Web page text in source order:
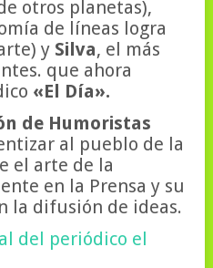
otros planetas),
de líneas logra
y Silva, el más
que ahora
«El Día».
de Humoristas
al pueblo de la
el arte de la
en la Prensa y su
la difusión de ideas.
del periódico el